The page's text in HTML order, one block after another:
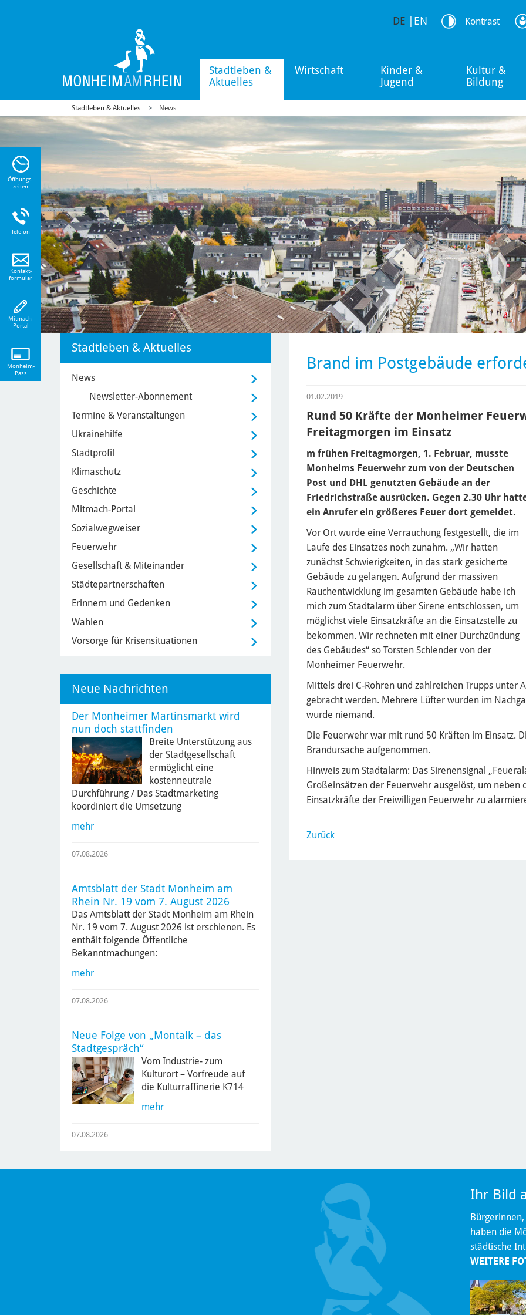
Stadtleben &
Aktuelles
Wirtschaft
Kinder &
Jugend
Kultur &
Bildung
DE EN Kontrast
Stadtleben & Aktuelles News
Brand im Postgebäude
01.02.2019
Rund 50 Kräfte der Monheimer
Freitagmorgen im Einsatz
m frühen Freitagmorgen, 1. Februar, musste
Monheims Feuerwehr zum von der Deutschen
Post und DHL genutzten Gebäude an der
Friedrichstraße ausrücken. Gegen 2.30 Uhr
ein Anrufer ein größeres Feuer dort gemeldet.
Vor Ort wurde eine Verrauchung festgestellt, die im
Laufe des Einsatzes noch zunahm. „Wir hatten
zunächst Schwierigkeiten, in das stark gesicherte
Gebäude zu gelangen. Aufgrund der massiven
Rauchentwicklung im gesamten Gebäude habe ich
mich zum Stadtalarm über Sirene entschlossen, um
möglichst viele Einsatzkräfte an die Einsatzstelle zu
bekommen. Wir rechneten mit einer Durchzündung
des Gebäudes“ so Torsten Schlender von der
Monheimer Feuerwehr.
Mittels drei C-Rohren und zahlreichen Trupps unter
gebracht werden. Mehrere Lüfter wurden im
wurde niemand.
Die Feuerwehr war mit rund 50 Kräften im Einsatz.
Brandursache aufgenommen.
Hinweis zum Stadtalarm: Das Sirenensignal
Großeinsätzen der Feuerwehr ausgelöst, um
Einsatzkräfte der Freiwilligen Feuerwehr zu
Zurück
Stadtleben & Aktuelles
News
Newsletter-Abonnement
Termine & Veranstaltungen
Ukrainehilfe
Stadtprofil
Klimaschutz
Geschichte
Mitmach-Portal
Sozialwegweiser
Feuerwehr
Gesellschaft & Miteinander
Städtepartnerschaften
Erinnern und Gedenken
Wahlen
Vorsorge für Krisensituationen
Neue Nachrichten
Der Monheimer Martinsmarkt wird
nun doch stattfinden
Breite Unterstützung aus
der Stadtgesellschaft
ermöglicht eine
kostenneutrale
Durchführung / Das Stadtmarketing
koordiniert die Umsetzung
mehr
07.08.2026
Amtsblatt der Stadt Monheim am
Rhein Nr. 19 vom 7. August 2026
Das Amtsblatt der Stadt Monheim am Rhein
Nr. 19 vom 7. August 2026 ist erschienen. Es
enthält folgende Öffentliche
Bekanntmachungen:
mehr
07.08.2026
Neue Folge von „Montalk – das
Stadtgespräch“
Vom Industrie- zum
Kulturort – Vorfreude auf
die Kulturraffinerie K714
mehr
07.08.2026
Ihr Bild
haben die
städtische
WEITERE
Öffnungs-
zeiten
Telefon
Kontakt-
formular
Mitmach-
Portal
Monheim-
Pass
Sie
zu